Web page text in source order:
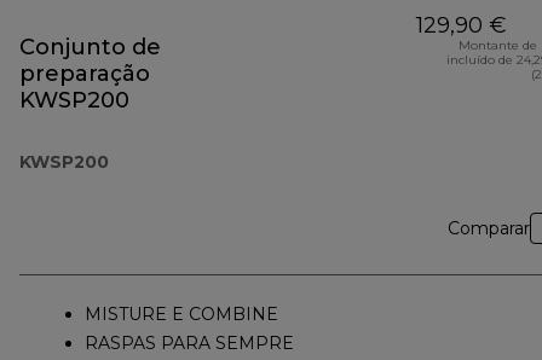
Conjunto de
preparação
KWSP200
KWSP200
129,90 €
Montante de
incluído de
Comparar
MISTURE E COMBINE
RASPAS PARA SEMPRE